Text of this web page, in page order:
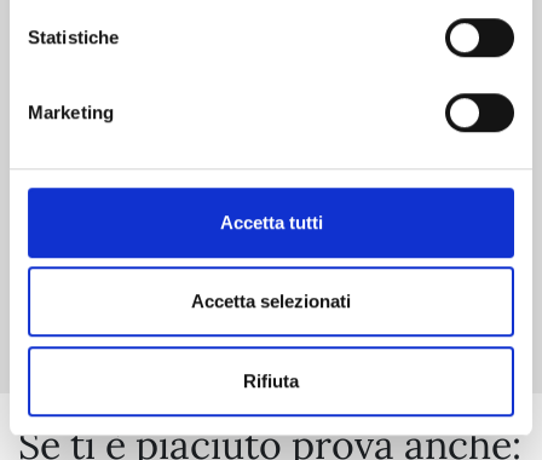
Statistiche
Marketing
Accetta tutti
Accetta selezionati
Rifiuta
Mostra tutto
Se ti è piaciuto prova anche: